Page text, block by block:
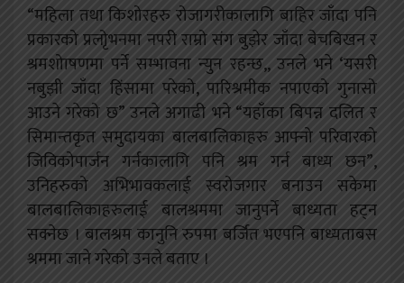
“महिला तथा किशोरहरु रोजागरीकालागि बाहिर जाँदा पनि
प्रकारको प्रलोृभनमा नपरी राम्रो संग बुझेर जाँदा बेचबिखन र
श्रमशोाषणमा पर्ने सम्भावना न्युन रहन्छ,, उनले भने ‘यसरी
नबुझी जाँदा हिंसामा परेको, पारिश्रमीक नपाएको गुनासो
आउने गरेको छ” उनले अगाढी भने “यहाँका बिपन्न दलित र
सिमान्तकृत समुदायका बालबालिकाहरु आफ्नो परिवारको
जिविकोपार्जन गर्नकालागि पनि श्रम गर्न बाध्य छन”,
उनिहरुको अभिभावकलाई स्वरोजगार बनाउन सकेमा
बालबालिकाहरुलाई बालश्रममा जानुपर्ने बाध्यता हट्न
सक्नेछ । बालश्रम कानुनि रुपमा बर्जित भएपनि बाध्यताबस
श्रममा जाने गरेको उनले बताए ।